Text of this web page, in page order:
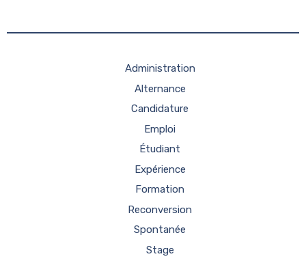
Administration
Alternance
Candidature
Emploi
Étudiant
Expérience
Formation
Reconversion
Spontanée
Stage